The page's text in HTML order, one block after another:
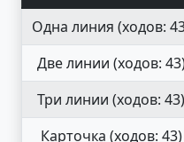
Одна линия (ходов:
Две линии (ходов:
Три линии (ходов: 43)
Карточка (ходов: 43)